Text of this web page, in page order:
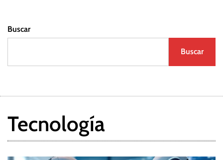
Buscar
Buscar
Tecnología